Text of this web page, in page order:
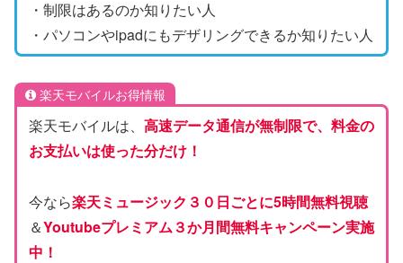
・制限はあるのか知りたい人
・パソコンやipadにもデザリングできるか知りたい人
楽天モバイルお得情報
楽天モバイルは、 高速データ通信が無制限で、料金の
お支払いは使った分だけ！
今なら楽天ミュージック３０日ごとに5時間無料視聴
＆Youtubeプレミアム３か月間無料キャンペーン実施
中！